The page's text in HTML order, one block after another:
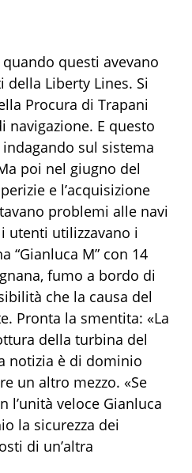
questi avevano
Liberty Lines. Si
Procura di Trapani
navigazione. E questo
sul sistema
poi nel giugno del
e l’acquisizione
problemi alle navi
utenti utilizzavano i
“Gianluca M” con 14
fumo a bordo di
che la causa del
Pronta la smentita: «La
della turbina del
notizia è di dominio
un altro mezzo. «Se
l’unità veloce Gianluca
la sicurezza dei
di un’altra